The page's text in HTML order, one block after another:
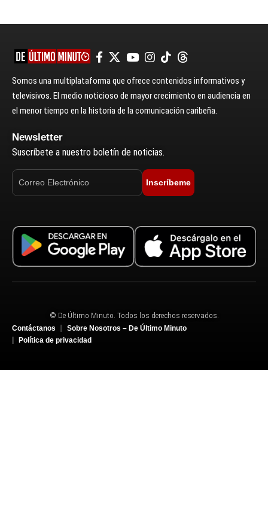
Somos una multiplataforma que ofrece contenidos informativos y
televisivos. El medio noticioso de mayor crecimiento en audiencia en
el menor tiempo en la historia de la comunicación caribeña.
Newsletter
Suscríbete a nuestro boletín de noticias.
Inscríbeme
© De Último Minuto. Todos los derechos reservados.
Contáctanos
Sobre Nosotros – De Último Minuto
Política de privacidad